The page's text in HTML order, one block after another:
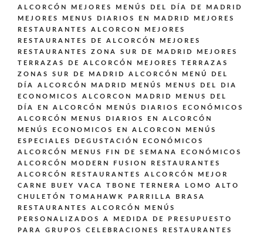
ALCORCÓN
MEJORES MENÚS DEL DÍA DE MADRID
MEJORES MENUS DIARIOS EN MADRID
MEJORES
RESTAURANTES ALCORCON
MEJORES
RESTAURANTES DE ALCORCÓN
MEJORES
RESTAURANTES ZONA SUR DE MADRID
MEJORES
TERRAZAS DE ALCORCÓN
MEJORES TERRAZAS
ZONAS SUR DE MADRID ALCORCÓN
MENÚ DEL
DÍA ALCORCÓN MADRID
MENÚS
MENUS DEL DIA
ECONOMICOS ALCORCON MADRID
MENUS DEL
DÍA EN ALCORCÓN
MENÚS DIARIOS ECONÓMICOS
ALCORCÓN
MENUS DIARIOS EN ALCORCÓN
MENÚS ECONOMICOS EN ALCORCON
MENÚS
ESPECIALES DEGUSTACIÓN ECONÓMICOS
ALCORCÓN
MENUS FIN DE SEMANA ECONÓMICOS
ALCORCÓN
MODERN FUSION
RESTAURANTES
ALCORCÓN
RESTAURANTES ALCORCÓN MEJOR
CARNE BUEY VACA TBONE TERNERA LOMO ALTO
CHULETÓN TOMAHAWK PARRILLA BRASA
RESTAURANTES ALCORCÓN MENÚS
PERSONALIZADOS A MEDIDA DE PRESUPUESTO
PARA GRUPOS CELEBRACIONES
RESTAURANTES